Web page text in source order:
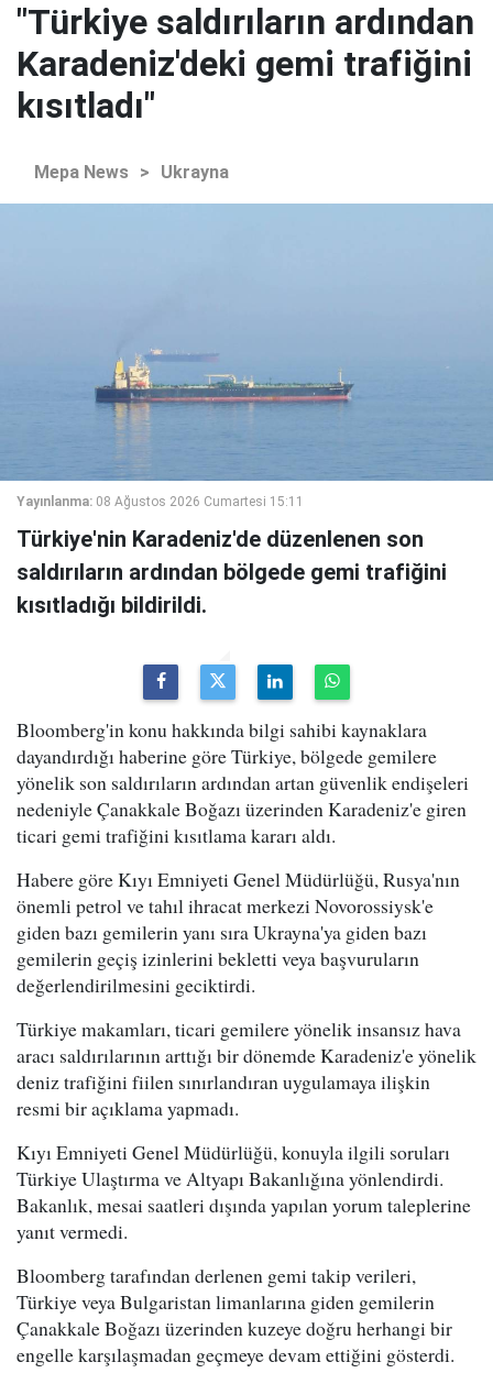
"Türkiye saldırıların ardından
Karadeniz'deki gemi trafiğini
kısıtladı"
Mepa News > Ukrayna
Yayınlanma: 08 Ağustos 2026 Cumartesi 15:11
Türkiye'nin Karadeniz'de düzenlenen son
saldırıların ardından bölgede gemi trafiğini
kısıtladığı bildirildi.
Bloomberg'in konu hakkında bilgi sahibi kaynaklara
dayandırdığı haberine göre Türkiye, bölgede gemilere
yönelik son saldırıların ardından artan güvenlik endişeleri
nedeniyle Çanakkale Boğazı üzerinden Karadeniz'e giren
ticari gemi trafiğini kısıtlama kararı aldı.
Habere göre Kıyı Emniyeti Genel Müdürlüğü, Rusya'nın
önemli petrol ve tahıl ihracat merkezi Novorossiysk'e
giden bazı gemilerin yanı sıra Ukrayna'ya giden bazı
gemilerin geçiş izinlerini bekletti veya başvuruların
değerlendirilmesini geciktirdi.
Türkiye makamları, ticari gemilere yönelik insansız hava
aracı saldırılarının arttığı bir dönemde Karadeniz'e yönelik
deniz trafiğini fiilen sınırlandıran uygulamaya ilişkin
resmi bir açıklama yapmadı.
Kıyı Emniyeti Genel Müdürlüğü, konuyla ilgili soruları
Türkiye Ulaştırma ve Altyapı Bakanlığına yönlendirdi.
Bakanlık, mesai saatleri dışında yapılan yorum taleplerine
yanıt vermedi.
Bloomberg tarafından derlenen gemi takip verileri,
Türkiye veya Bulgaristan limanlarına giden gemilerin
Çanakkale Boğazı üzerinden kuzeye doğru herhangi bir
engelle karşılaşmadan geçmeye devam ettiğini gösterdi.